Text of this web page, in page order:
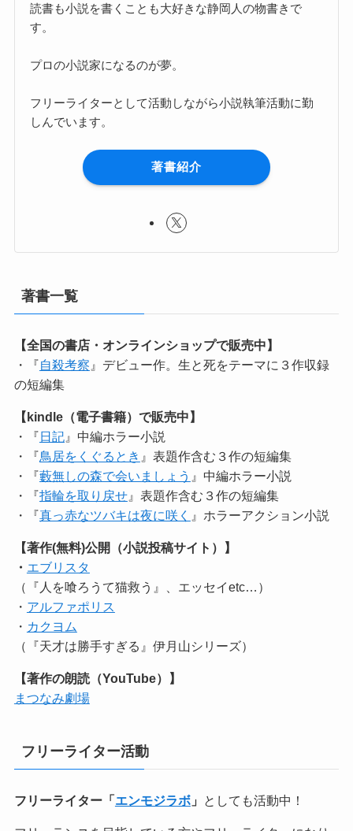
読書も小説を書くことも大好きな静岡人の物書きで
す。
プロの小説家になるのが夢。
フリーライターとして活動しながら小説執筆活動に勤
しんでいます。
著書紹介
著書一覧
【全国の書店・オンラインショップで販売中】
・『自殺考察 』デビュー作。生と死をテーマに３作収録
の短編集
【kindle（電子書籍）で販売中】
・『日記』中編ホラー小説
・『鳥居をくぐるとき 』表題作含む３作の短編集
・『藪無しの森で会いましょう 』中編ホラー小説
・『指輪を取り戻せ』表題作含む３作の短編集
・『真っ赤なツバキは夜に咲く 』ホラーアクション小説
【著作(無料)公開（小説投稿サイト）】
・ エブリスタ
（『人を喰ろうて猫救う』、エッセイetc…）
・ アルファポリス
・ カクヨム
（『天才は勝手すぎる』伊月山シリーズ）
【著作の朗読（YouTube）】
まつなみ劇場
フリーライター活動
フリーライター「エンモジラボ」 としても活動中！